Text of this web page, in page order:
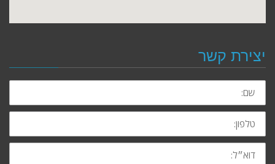
יצירת קשר
שם:
טלפון:
דוא״ל: